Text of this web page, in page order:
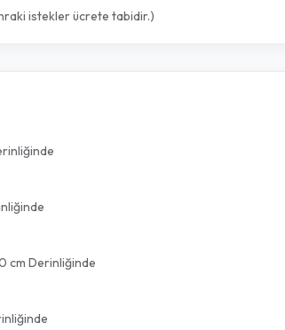
istekler ücrete tabidir.)
cm Derinliğinde